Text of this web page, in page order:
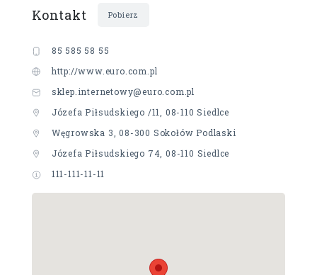
Kontakt Pobierz
85 585 58 55
http://www.euro.com.pl
sklep.internetowy@euro.com.pl
Józefa Piłsudskiego /11, 08-110 Siedlce
Węgrowska 3, 08-300 Sokołów Podlaski
Józefa Piłsudskiego 74, 08-110 Siedlce
111-111-11-11